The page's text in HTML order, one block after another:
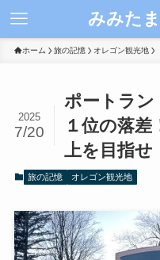
みみた
ホーム 旅の記憶 オレゴン観光地
ポートラン
１位の落
上を目指せ
2025
7/20
旅の記憶 オレゴン観光地